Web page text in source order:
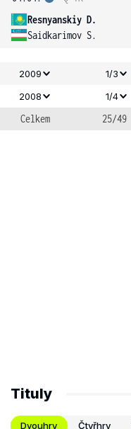
Resnyanskiy D.
Saidkarimov S.
2009 1/3
2008
1/4
Celkem
25/49
Tituly
Dvouhry Čtyřhry